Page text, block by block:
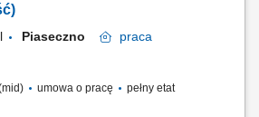
i usług bankowych, w tym funduszy
Piaseczno
praca
umowa o pracę
pełny etat